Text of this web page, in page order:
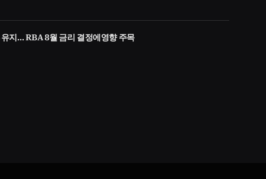
지… RBA 8월 금리 결정에영향 주목